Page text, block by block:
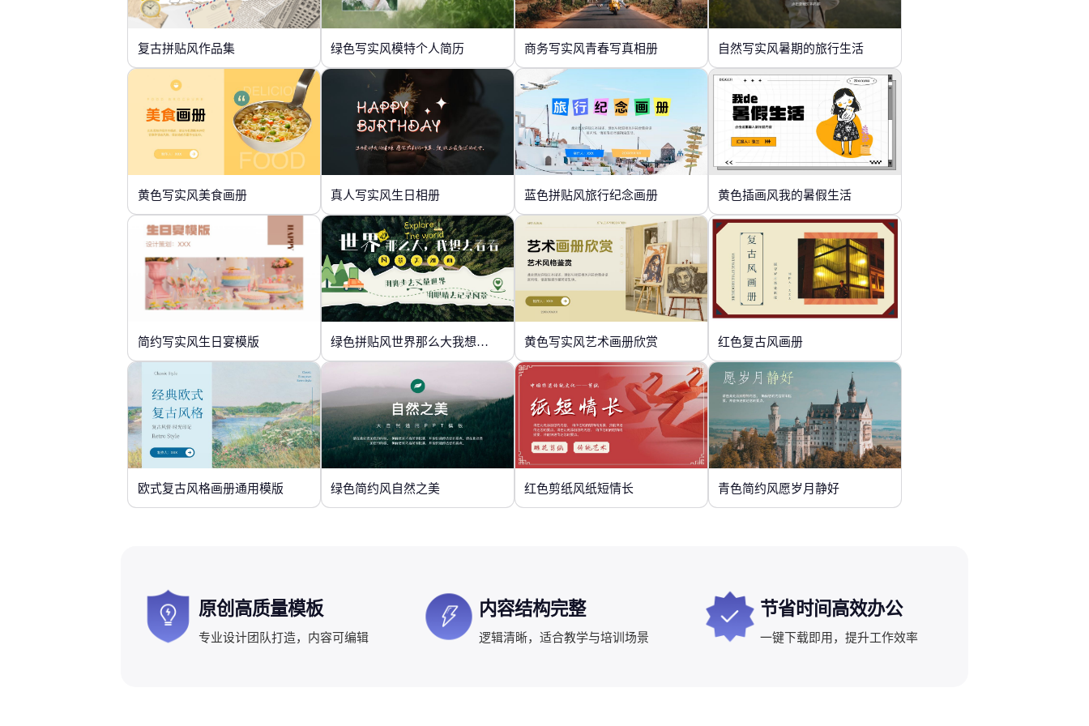
复古拼贴风作品集 绿色写实风模特个人简历 商务写实风青春写真相册 自然写实风暑期的旅行生活
黄色写实风美食画册 真人写实风生日相册 蓝色拼贴风旅行纪念画册 黄色插画风我的暑假生活
简约写实风生日宴模版 绿色拼贴风世界那么大我想去看看 黄色写实风艺术画册欣赏 红色复古风画册
欧式复古风格画册通用模版 绿色简约风自然之美 红色剪纸风纸短情长 青色简约风愿岁月静好
原创高质量模板
专业设计团队打造，内容可编辑
内容结构完整
逻辑清晰，适合教学与培训场景
节省时间高效办公
一键下载即用，提升工作效率